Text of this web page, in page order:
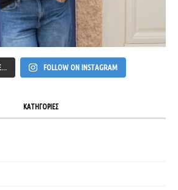
FOLLOW ON INSTAGRAM
ΚΑΤΗΓΟΡΙΕΣ